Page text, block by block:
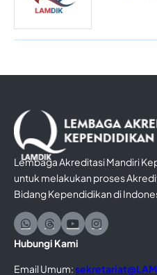
Lembaga Akreditasi Mandiri
untuk melakukan proses
Bidang Kependidikan di
Hubungi Kami
Email Umum: